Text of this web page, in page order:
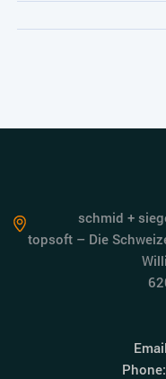
schmid +
topsoft – Die
Phone: